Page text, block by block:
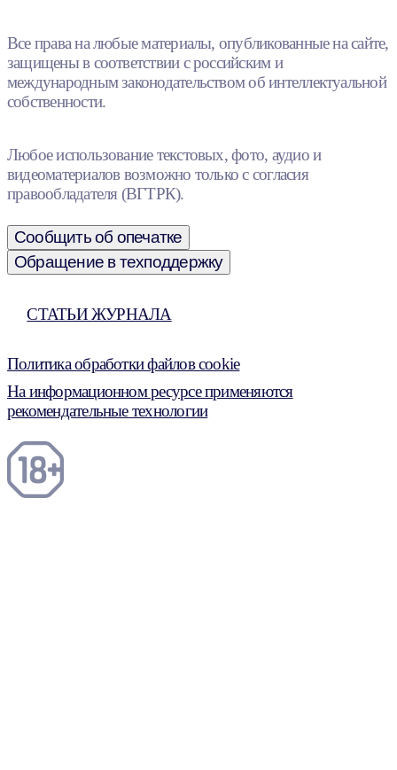
Все права на любые материалы, опубликованные на сайте,
защищены в соответствии с российским и
международным законодательством об интеллектуальной
собственности.
Любое использование текстовых, фото, аудио и
видеоматериалов возможно только с согласия
правообладателя (ВГТРК).
Сообщить об опечатке
Обращение в техподдержку
СТАТЬИ ЖУРНАЛА
Политика обработки файлов cookie
На информационном ресурсе применяются
рекомендательные технологии